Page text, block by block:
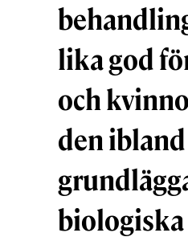
lika god
och
den